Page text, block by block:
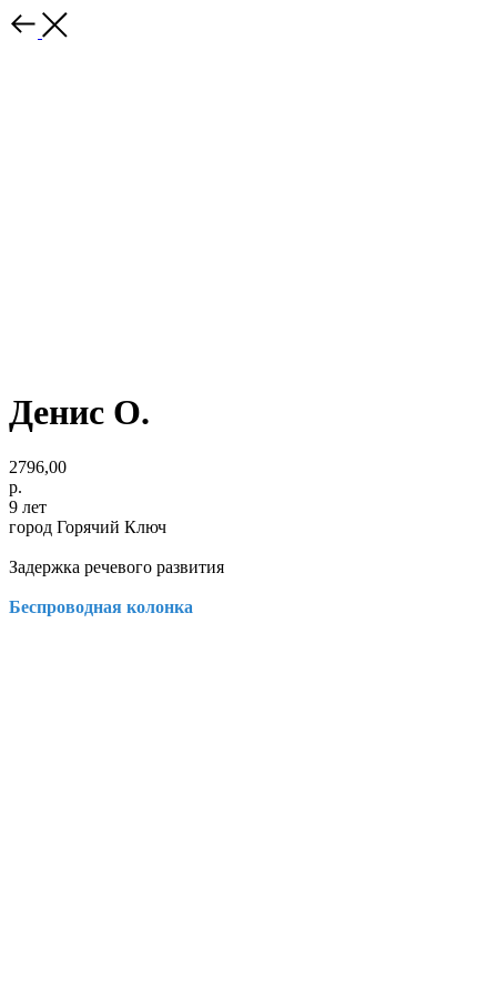
Денис О.
2796,00
р.
9 лет
город Горячий Ключ
Задержка речевого развития
Беспроводная колонка